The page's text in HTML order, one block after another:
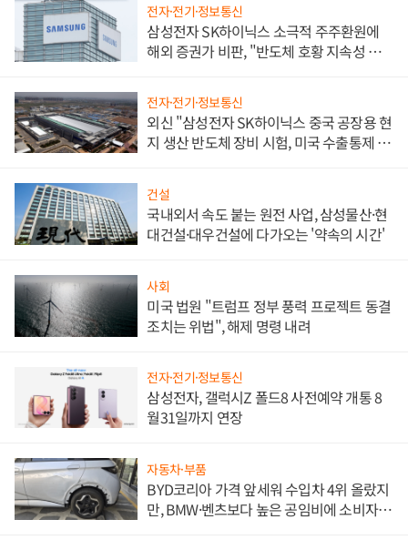
전자·전기·정보통신
삼성전자 SK하이닉스 소극적 주주환원에
해외 증권가 비판, "반도체 호황 지속성 의
전자·전기·정보통신
외신 "삼성전자 SK하이닉스 중국 공장용 현
지 생산 반도체 장비 시험, 미국 수출통제 대
건설
국내외서 속도 붙는 원전 사업, 삼성물산·현
대건설·대우건설에 다가오는 '약속의 시간'
사회
미국 법원 "트럼프 정부 풍력 프로젝트 동결
조치는 위법", 해제 명령 내려
전자·전기·정보통신
삼성전자, 갤럭시Z 폴드8 사전예약 개통 8
월31일까지 연장
자동차·부품
BYD코리아 가격 앞세워 수입차 4위 올랐지
만, BMW·벤츠보다 높은 공임비에 소비자